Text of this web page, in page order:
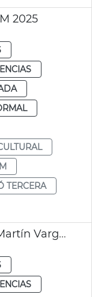
2025
TERCERA
Visitas guiadas exposición Martín Vargas. Galería del Tossal. València